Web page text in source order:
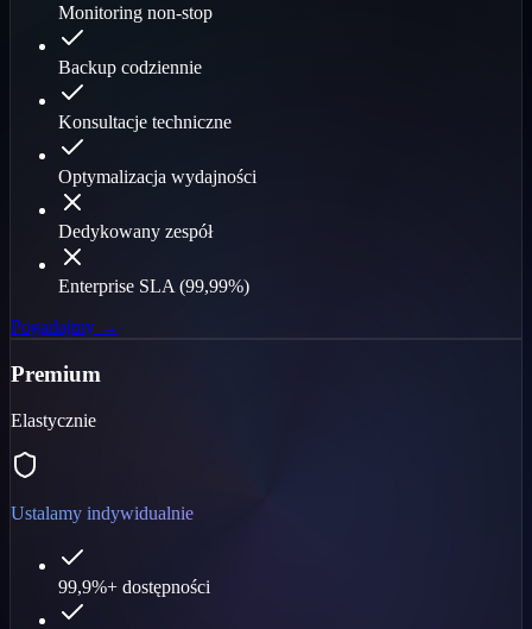
Monitoring non-stop
Backup codziennie
Konsultacje techniczne
Optymalizacja wydajności
Dedykowany zespół
Enterprise SLA (99,99%)
Pogadajmy →
Premium
Elastycznie
Ustalamy indywidualnie
99,9%+ dostępności